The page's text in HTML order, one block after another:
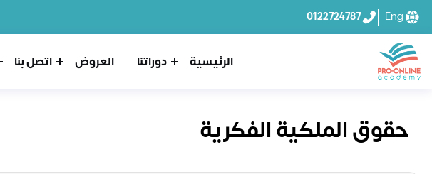
Eng
0122724787
الرئيسية دوراتنا العروض اتصل بنا
حقوق الملكية الفكرية